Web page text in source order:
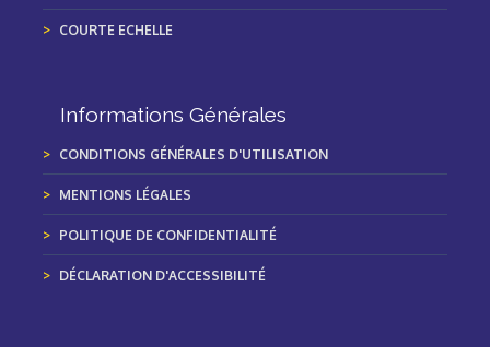
COURTE ECHELLE
Informations Générales
CONDITIONS GÉNÉRALES D'UTILISATION
MENTIONS LÉGALES
POLITIQUE DE CONFIDENTIALITÉ
DÉCLARATION D'ACCESSIBILITÉ